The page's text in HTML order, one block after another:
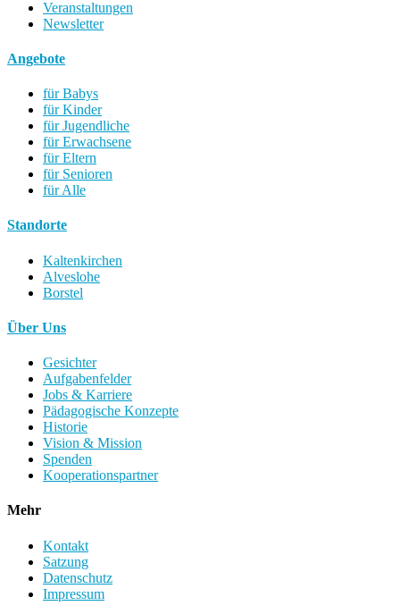
Veranstaltungen
Newsletter
Angebote
für Babys
für Kinder
für Jugendliche
für Erwachsene
für Eltern
für Senioren
für Alle
Standorte
Kaltenkirchen
Alveslohe
Borstel
Über Uns
Gesichter
Aufgabenfelder
Jobs & Karriere
Pädagogische Konzepte
Historie
Vision & Mission
Spenden
Kooperationspartner
Mehr
Kontakt
Satzung
Datenschutz
Impressum